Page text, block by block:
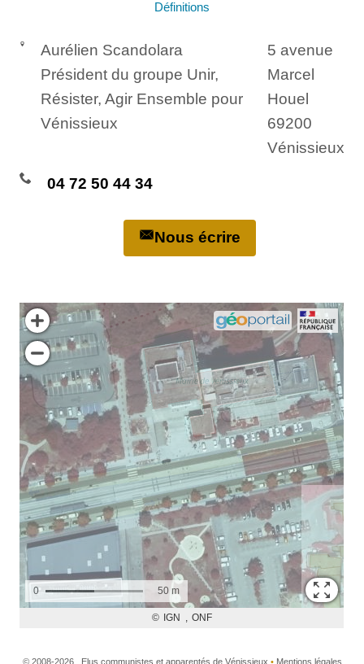
Définitions
Aurélien Scandolara
Président du groupe Unir,
Résister, Agir Ensemble pour
Vénissieux
5 avenue
Marcel
Houel
69200
Vénissieux
04 72 50 44 34
Nous écrire
©2008-2026 , Elus communistes et apparentés de Vénissieux •Mentions légales